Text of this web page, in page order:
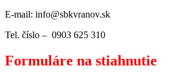
E-mail: info@sbkvranov.sk
Tel. číslo – 0903 625 310
Formuláre na stiahnutie